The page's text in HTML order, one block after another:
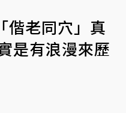
偕老同穴」真
是有浪漫來歷